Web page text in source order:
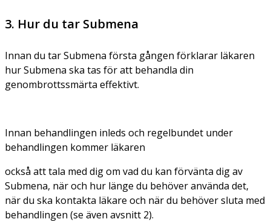
3. Hur du tar Submena
Innan du tar Submena första gången förklarar läkaren
hur Submena ska tas för att behandla din
genombrottssmärta effektivt.
Innan behandlingen inleds och regelbundet under
behandlingen kommer läkaren
också att tala med dig om vad du kan förvänta dig av
Submena, när och hur länge du behöver använda det,
när du ska kontakta läkare och när du behöver sluta med
behandlingen (se även avsnitt 2).